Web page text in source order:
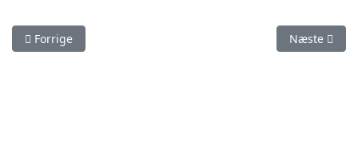
Forrige artikel: ECoS 50200
Forrige Næste
Næste